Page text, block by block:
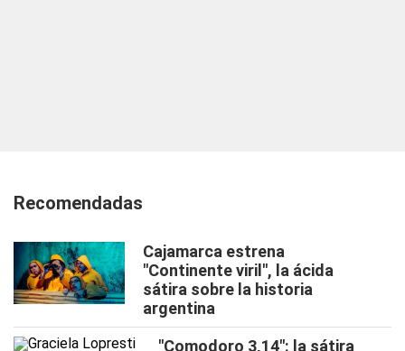
Recomendadas
Cajamarca estrena
"Continente viril", la ácida
sátira sobre la historia
argentina
"Comodoro 3,14": la sátira